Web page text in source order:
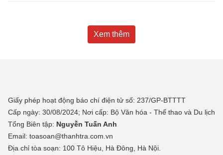
Xem thêm
Giấy phép hoạt động báo chí điện tử số: 237/GP-BTTTT
Cấp ngày: 30/08/2024; Nơi cấp: Bộ Văn hóa - Thể thao và Du lịch
Tổng Biên tập: Nguyễn Tuấn Anh
Email: toasoan@thanhtra.com.vn
Địa chỉ tòa soạn: 100 Tô Hiệu, Hà Đông, Hà Nội.